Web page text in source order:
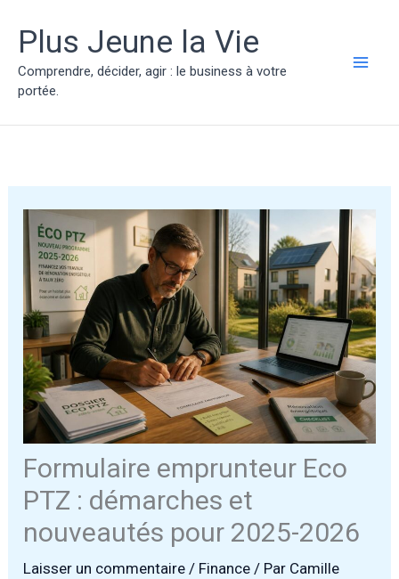
contenu
Plus Jeune la Vie
Comprendre, décider, agir : le business à votre
portée.
Formulaire emprunteur Eco
PTZ : démarches et
nouveautés pour 2025-2026
Laisser un commentaire / Finance / Par Camille